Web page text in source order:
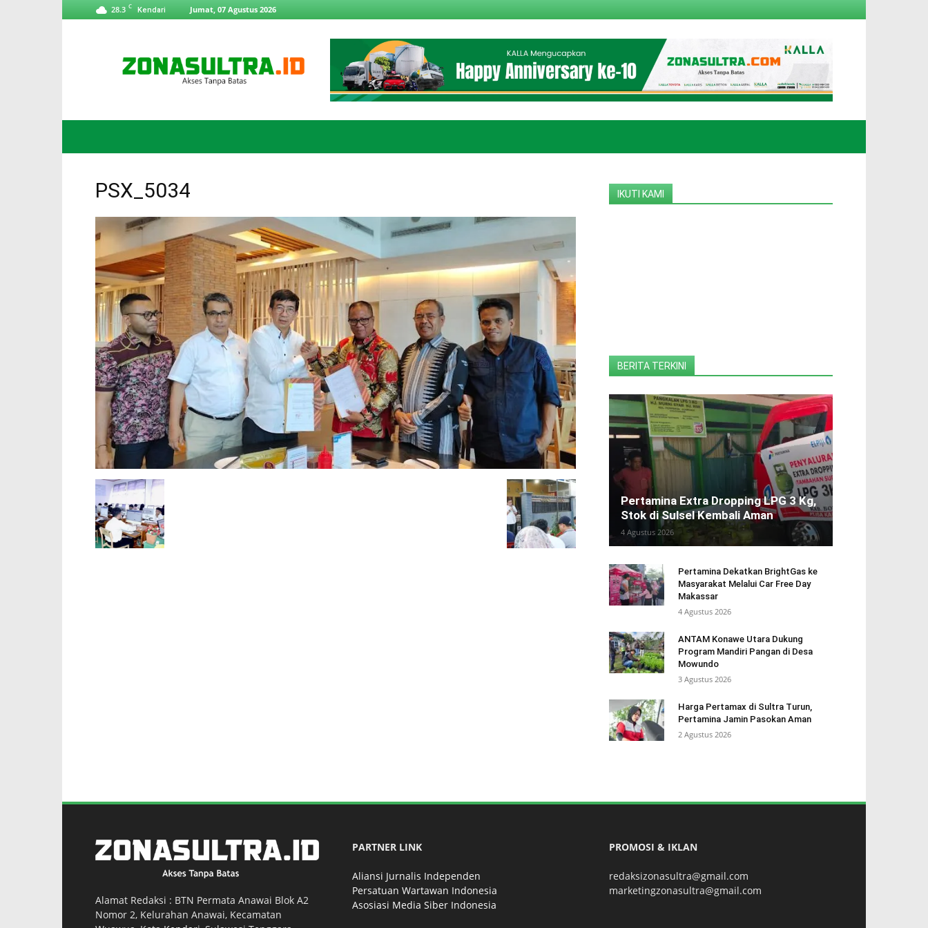
28.3 C Kendari Jumat, 07 Agustus 2026
PSX_5034 IKUTI KAMI
BERITA TERKINI
Pertamina Extra Dropping LPG 3 Kg,
Stok di Sulsel Kembali Aman
4 Agustus 2026
Pertamina Dekatkan BrightGas ke
Masyarakat Melalui Car Free Day
Makassar
4 Agustus 2026
ANTAM Konawe Utara Dukung
Program Mandiri Pangan di Desa
Mowundo
3 Agustus 2026
Harga Pertamax di Sultra Turun,
Pertamina Jamin Pasokan Aman
2 Agustus 2026
Alamat Redaksi : BTN Permata Anawai Blok A2
Nomor 2, Kelurahan Anawai, Kecamatan
PARTNER LINK
Aliansi Jurnalis Independen
Persatuan Wartawan Indonesia
Asosiasi Media Siber Indonesia
PROMOSI & IKLAN
redaksizonasultra@gmail.com
marketingzonasultra@gmail.com